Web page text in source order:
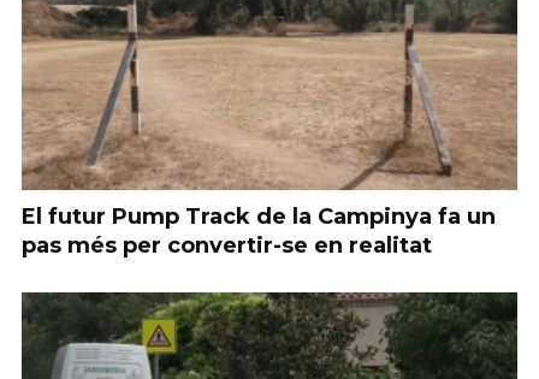
El futur Pump Track de la Campinya fa un
pas més per convertir-se en realitat